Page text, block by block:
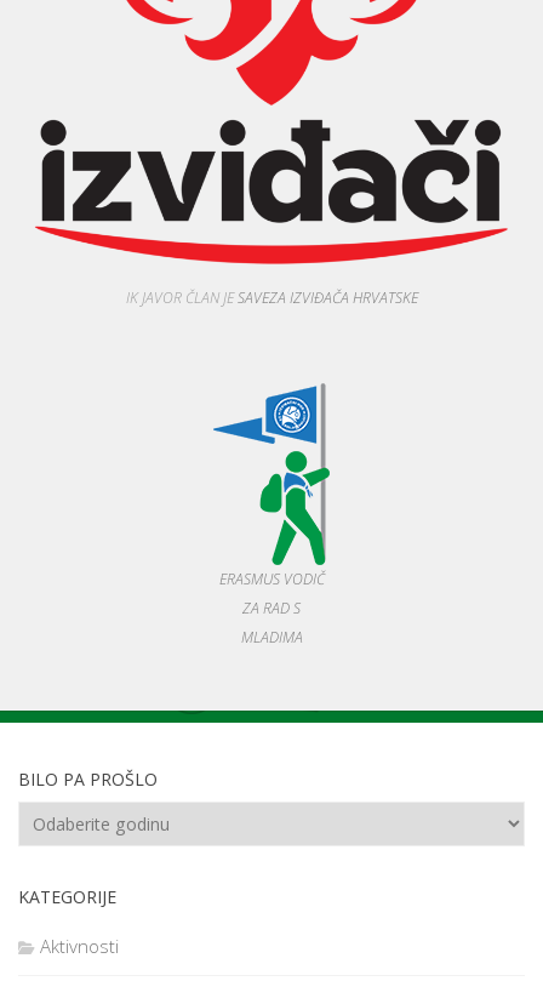
IK JAVOR ČLAN JESAVEZA IZVIĐAČA HRVATSKE
ERASMUS VODIČ
ZA RAD S
MLADIMA
BILO PA PROŠLO
KATEGORIJE
Aktivnosti